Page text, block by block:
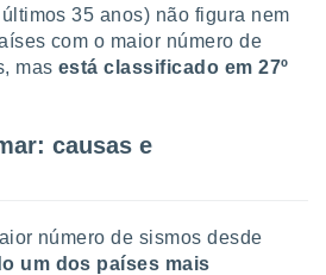
35 anos) não figura nem
com o maior número de
mas está classificado em 27º
causas e
número de sismos desde
um dos países mais